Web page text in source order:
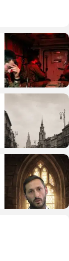
דעות
בית המדרש